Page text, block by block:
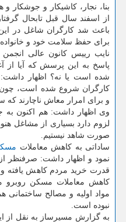
بنا، نجار، كاشیكار و
از اسفند سال قبل تابحال
باعث شد كارگران شاغل در
برای حفظ سلامت خود و خانواده
نایب رییس كانون عالی
پاسخ به این پرسش كه آیا از
شده است یا نه؟ اظهار داشت:
كارگران شروع شده است، چون
و برای امرار معاش ناچارند كه
وی اظهار داشت: هم اكنون به
لزوم دارد بسیاری از مشاغل
صورت شاهد نیستیم.
ساداتی به كاهش معاملات
نمود و اظهار داشت: صرفنظر
قدرت خرید مردم كاهش یافته و
كاهش معاملات مسكن روبرو
مواد اولیه و مصالح ساختمانی
نبوده است.
به گزارش مسیرساز به نقل از